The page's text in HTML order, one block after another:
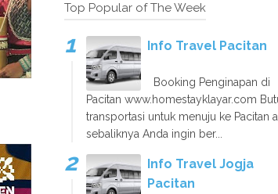
Top Popular of The Week
Info Travel Pacitan
Booking Penginapan di
Pacitan www.homestayklayar.com
transportasi untuk menuju ke Pacitan
sebaliknya Anda ingin ber...
Info Travel Jogja
Pacitan